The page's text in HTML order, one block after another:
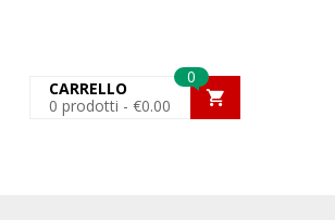
0
CARRELLO
0 prodotti - €0.00